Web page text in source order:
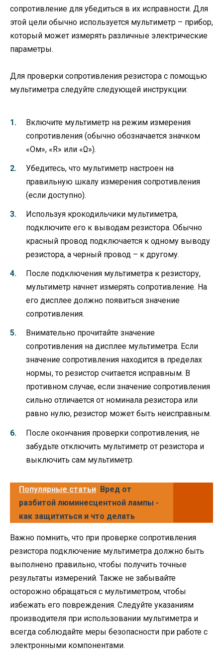
сопротивление для убедиться в их исправности. Для
этой цели обычно используется мультиметр – прибор,
который может измерять различные электрические
параметры.
Для проверки сопротивления резистора с помощью
мультиметра следуйте следующей инструкции:
Включите мультиметр на режим измерения
сопротивления (обычно обозначается значком
«Ом», «R» или «Ω»).
Убедитесь, что мультиметр настроен на
правильную шкалу измерения сопротивления
(если доступно).
Используя крокодильчики мультиметра,
подключите его к выводам резистора. Обычно
красный провод подключается к одному выводу
резистора, а черный провод – к другому.
После подключения мультиметра к резистору,
мультиметр начнет измерять сопротивление. На
его дисплее должно появиться значение
сопротивления.
Внимательно прочитайте значение
сопротивления на дисплее мультиметра. Если
значение сопротивления находится в пределах
нормы, то резистор считается исправным. В
противном случае, если значение сопротивления
сильно отличается от номинала резистора или
равно нулю, резистор может быть неисправным.
После окончания проверки сопротивления, не
забудьте отключить мультиметр от резистора и
выключить сам мультиметр.
Популярные статьи Вред от
разбитой люминесцентной лампы -
как защититься и что делать
Важно помнить, что при проверке сопротивления
резистора подключение мультиметра должно быть
выполнено правильно, чтобы получить точные
результаты измерений. Также не забывайте
осторожно обращаться с мультиметром, чтобы
избежать его повреждения. Следуйте указаниям
производителя при использовании мультиметра и
всегда соблюдайте меры безопасности при работе с
электронными компонентами.